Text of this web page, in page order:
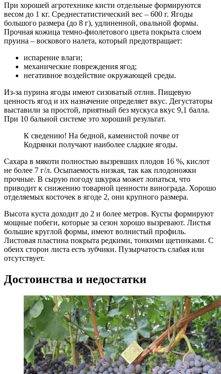
При хорошей агротехнике кисти отдельные формируются
весом до 1 кг. Среднестатистический вес – 600 г. Ягоды
большого размера (до 8 г), удлиненной, овальной формы.
Прочная кожица темно-фиолетового цвета покрыта слоем
пруина – воскового налета, который предотвращает:
испарение влаги;
механические повреждения ягод;
негативное воздействие окружающей среды.
Из-за пурина ягоды имеют сизоватый отлив. Пищевую
ценность ягод и их назначение определяет вкус. Дегустаторы
выставили за простой, приятный без мускуса вкус 9,1 балла.
При 10 бальной системе это хороший результат.
К сведению! На бедной, каменистой почве от
Кодрянки получают наиболее сладкие ягоды.
Сахара в мякоти полностью вызревших плодов 16 %, кислот
не более 7 г/л. Осыпаемость низкая, так как плодоножки
прочные. В сырую погоду шкурка может лопаться, что
приводит к снижению товарной ценности винограда. Хорошо
отделяемых косточек в ягоде 2, они крупного размера.
Высота куста доходит до 2 и более метров. Кусты формируют
мощные побеги, которые за сезон хорошо вызревают. Листья
большие круглой формы, имеют волнистый профиль.
Листовая пластина покрыта редкими, тонкими щетинками. С
обеих сторон листа есть зубчики. Пузырчатость слабая или
отсутствует.
Достоинства и недостатки